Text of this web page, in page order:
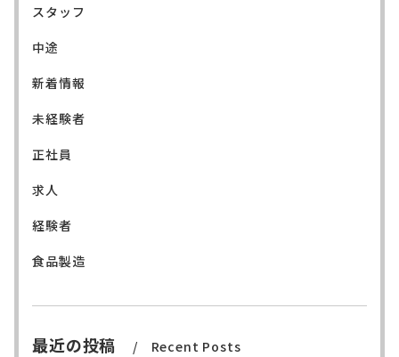
スタッフ
中途
新着情報
未経験者
正社員
求人
経験者
食品製造
最近の投稿 Recent Posts